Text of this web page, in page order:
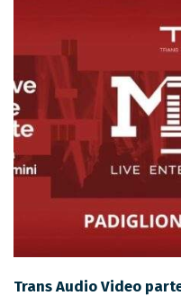
Trans Audio Video